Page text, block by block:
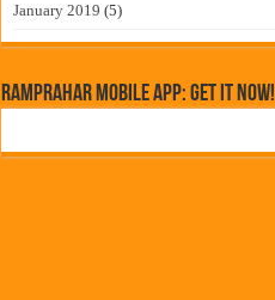
January 2019 (5)
RamPrahar Mobile App: Get it Now!